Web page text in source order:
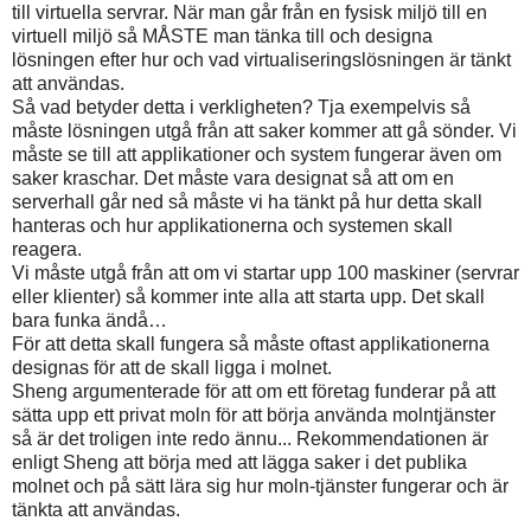
till virtuella servrar. När man går från en fysisk miljö till en
virtuell miljö så MÅSTE man tänka till och designa
lösningen efter hur och vad virtualiseringslösningen är tänkt
att användas.
Så vad betyder detta i verkligheten? Tja exempelvis så
måste lösningen utgå från att saker kommer att gå sönder. Vi
måste se till att applikationer och system fungerar även om
saker kraschar. Det måste vara designat så att om en
serverhall går ned så måste vi ha tänkt på hur detta skall
hanteras och hur applikationerna och systemen skall
reagera.
Vi måste utgå från att om vi startar upp 100 maskiner (servrar
eller klienter) så kommer inte alla att starta upp. Det skall
bara funka ändå…
För att detta skall fungera så måste oftast applikationerna
designas för att de skall ligga i molnet.
Sheng argumenterade för att om ett företag funderar på att
sätta upp ett privat moln för att börja använda molntjänster
så är det troligen inte redo ännu... Rekommendationen är
enligt Sheng att börja med att lägga saker i det publika
molnet och på sätt lära sig hur moln-tjänster fungerar och är
tänkta att användas.